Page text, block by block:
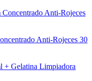
Anti-Rojeces 30